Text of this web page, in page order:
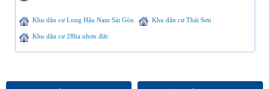
Khu dân cư Long Hậu Nam Sài Gòn Khu dân cư Thái Sơn
Khu dân cư 28ha nhơn đức